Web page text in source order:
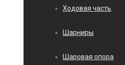
Ходовая часть
Шарниры
Шаровая опора